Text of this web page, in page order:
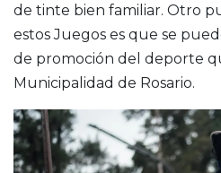
de tinte bien familiar. Otro
estos Juegos es que se
de promoción del deporte
Municipalidad de Rosario.